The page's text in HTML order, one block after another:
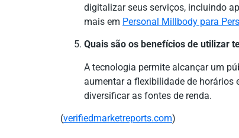
digitalizar seus serviços, incluindo
mais em Personal Millbody para
Quais são os benefícios de utilizar
A tecnologia permite alcançar um
aumentar a flexibilidade de horários
diversificar as fontes de renda.
(verifiedmarketreports.com)